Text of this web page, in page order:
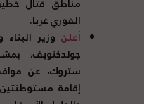
الفوري غربا.
أعلن وزير
جولدكنوبف،
ستروك، عن
إقامة